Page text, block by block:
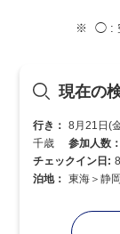
◯ :
現在の
行き： 8月21日(
千歳
参加人数：
チェックイン日:
泊地： 東海＞静